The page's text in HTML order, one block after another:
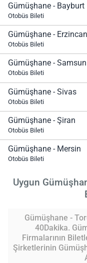
Gümüşhane - Bayburt
Otobüs Bileti
Gümüşhane - Erzincan
Otobüs Bileti
Gümüşhane - Samsun
Otobüs Bileti
Gümüşhane - Sivas
Otobüs Bileti
Gümüşhane - Şiran
Otobüs Bileti
Gümüşhane - Mersin
Otobüs Bileti
Uygun
Gümüşhane -
40Dakika.
Firmalarının
Şirketlerinin